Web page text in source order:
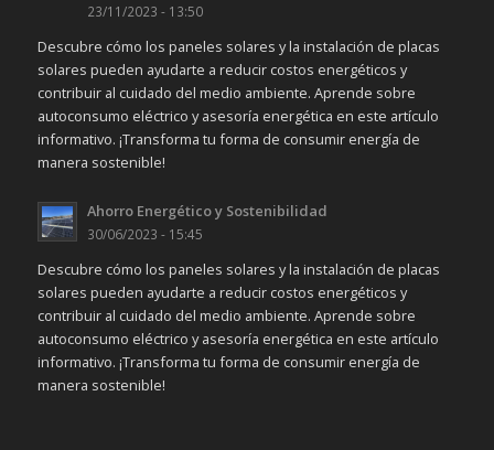
23/11/2023 - 13:50
Descubre cómo los paneles solares y la instalación de placas
solares pueden ayudarte a reducir costos energéticos y
contribuir al cuidado del medio ambiente. Aprende sobre
autoconsumo eléctrico y asesoría energética en este artículo
informativo. ¡Transforma tu forma de consumir energía de
manera sostenible!
Ahorro Energético y Sostenibilidad
30/06/2023 - 15:45
Descubre cómo los paneles solares y la instalación de placas
solares pueden ayudarte a reducir costos energéticos y
contribuir al cuidado del medio ambiente. Aprende sobre
autoconsumo eléctrico y asesoría energética en este artículo
informativo. ¡Transforma tu forma de consumir energía de
manera sostenible!